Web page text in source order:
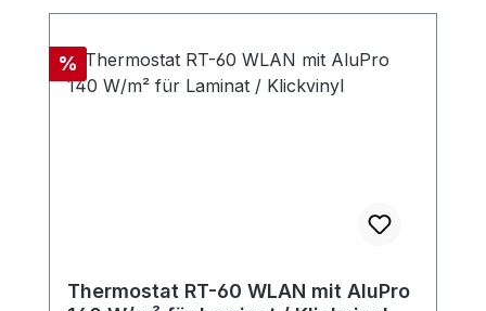
Rabatt
%
Thermostat RT-60 WLAN mit AluPro